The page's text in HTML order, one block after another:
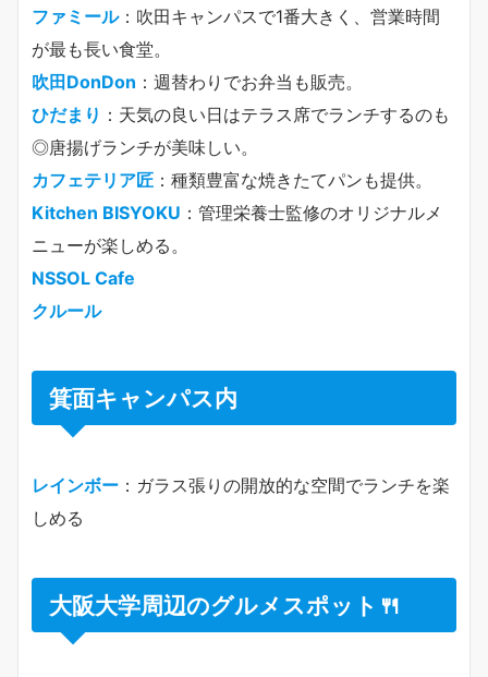
ファミール：吹田キャンパスで1番大きく、営業時間
が最も長い食堂。
吹田DonDon ：週替わりでお弁当も販売。
ひだまり ：天気の良い日はテラス席でランチするのも
◎唐揚げランチが美味しい。
カフェテリア匠 ：種類豊富な焼きたてパンも提供。
Kitchen BISYOKU ：管理栄養士監修のオリジナルメ
ニューが楽しめる。
NSSOL Cafe
クルール
箕面キャンパス内
レインボー ：ガラス張りの開放的な空間でランチを楽
しめる
大阪大学周辺のグルメスポット🍴